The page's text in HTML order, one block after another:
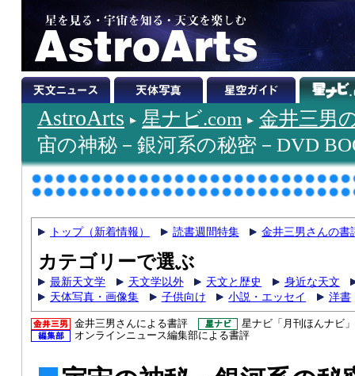
AstroArts 星ナビ.com
金井三男
宙の神秘－銀河系の秘密－DVD
トップ（新着情報） 読書週間特集 金井三男さんの書
カテゴリーで選ぶ
最新天文学 天文学以外 天文と歴史
身近な天文
天体写真・画像集
子供向け 小説・エッセイ 洋書
金井三男さんによる書評
星ナビ「月刊ほんナビ
オンラインニュース編集部による書評